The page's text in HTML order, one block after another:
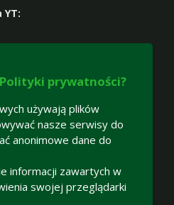
YT:
prywatności?
używają plików
nasze serwisy do
anonimowe dane do
informacji zawartych w
swojej przeglądarki